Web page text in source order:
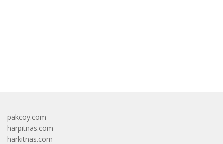
pakcoy.com
harpitnas.com
harkitnas.com